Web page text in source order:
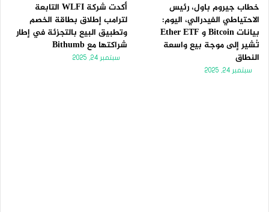
خطاب جيروم باول، رئيس
الاحتياطي الفيدرالي، اليوم:
بيانات Bitcoin و Ether ETF
تُشير إلى موجة بيع واسعة
النطاق
سبتمبر 24, 2025
أكدت شركة WLFI التابعة
لترامب إطلاق بطاقة الخصم
وتطبيق البيع بالتجزئة في إطار
شراكتها مع Bithumb
سبتمبر 24, 2025